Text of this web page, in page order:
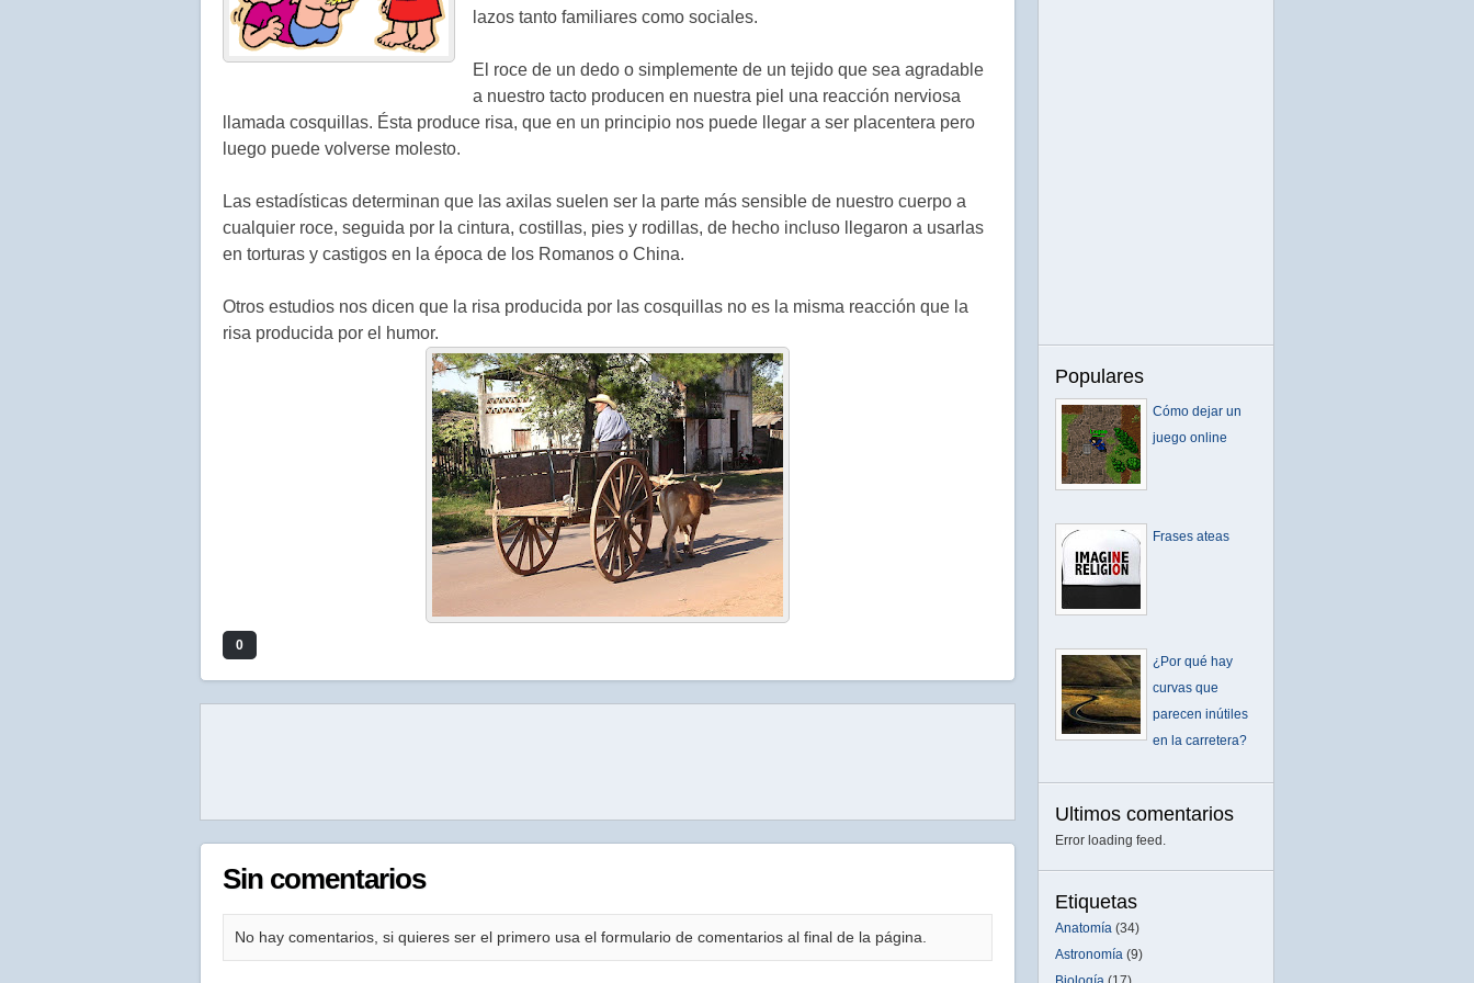
lazos tanto familiares como sociales.
El roce de un dedo o simplemente de un tejido que sea agradable
a nuestro tacto producen en nuestra piel una reacción nerviosa
llamada cosquillas. Ésta produce risa, que en un principio nos puede llegar a ser placentera pero
luego puede volverse molesto.
Las estadísticas determinan que las axilas suelen ser la parte más sensible de nuestro cuerpo a
cualquier roce, seguida por la cintura, costillas, pies y rodillas, de hecho incluso llegaron a usarlas
en torturas y castigos en la época de los Romanos o China.
Otros estudios nos dicen que la risa producida por las cosquillas no es la misma reacción que la
risa producida por el humor.
0
Sin comentarios
No hay comentarios, si quieres ser el primero usa el formulario de comentarios al final de la página.
Populares
Cómo dejar un
juego online
Frases ateas
¿Por qué hay
curvas que
parecen inútiles
en la carretera?
Ultimos comentarios
Error loading feed.
Etiquetas
Anatomía (34)
Astronomía (9)